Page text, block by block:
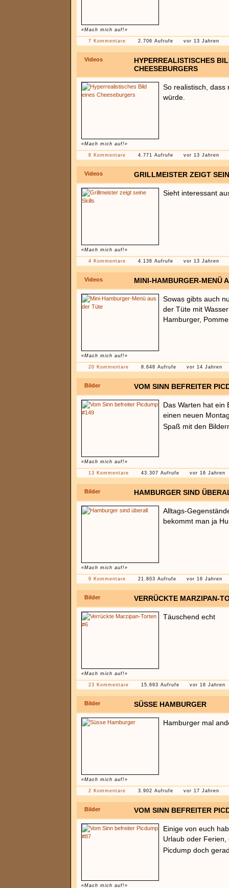
«Mach mich auf!»
7 Kommentare 2.706 Aufrufe vor 13 Jahren
Videos
HYPERREALISTISCHES
CHEESEBURGERS
«Mach mich auf!»
So realistisch, dass
würde.
8 Kommentare 4.771 Aufrufe vor 13 Jahren
Videos GRILLMEISTER ZEIGT
«Mach mich auf!»
Sieht interessant
4 Kommentare 4.136 Aufrufe vor 13 Jahren
Videos MINI-HAMBURGER-MENÜ
«Mach mich auf!»
Sowas gibts auch
der Tüte mit
Hamburger,
20 Kommentare 8.648 Aufrufe vor 14 Jahren
Bilder VOM SINN BEFREITER
«Mach mich auf!»
Das Warten hat ein
einen neuen
Spaß mit den
13 Kommentare 43.307 Aufrufe vor 16 Jahren
Bilder HAMBURGER SIND
«Mach mich auf!»
Alltags-
bekommt man ja
9 Kommentare 21.803 Aufrufe vor 16 Jahren
Bilder VERRÜCKTE MARZIPAN-
«Mach mich auf!»
Täuschend echt
23 Kommentare 15.693 Aufrufe vor 16 Jahren
Bilder SÜSSE HAMBURGER
«Mach mich auf!»
Hamburger mal
2 Kommentare 3.902 Aufrufe vor 17 Jahren
Bilder VOM SINN BEFREITER
«Mach mich auf!»
Einige von euch
Urlaub oder
Picdump doch